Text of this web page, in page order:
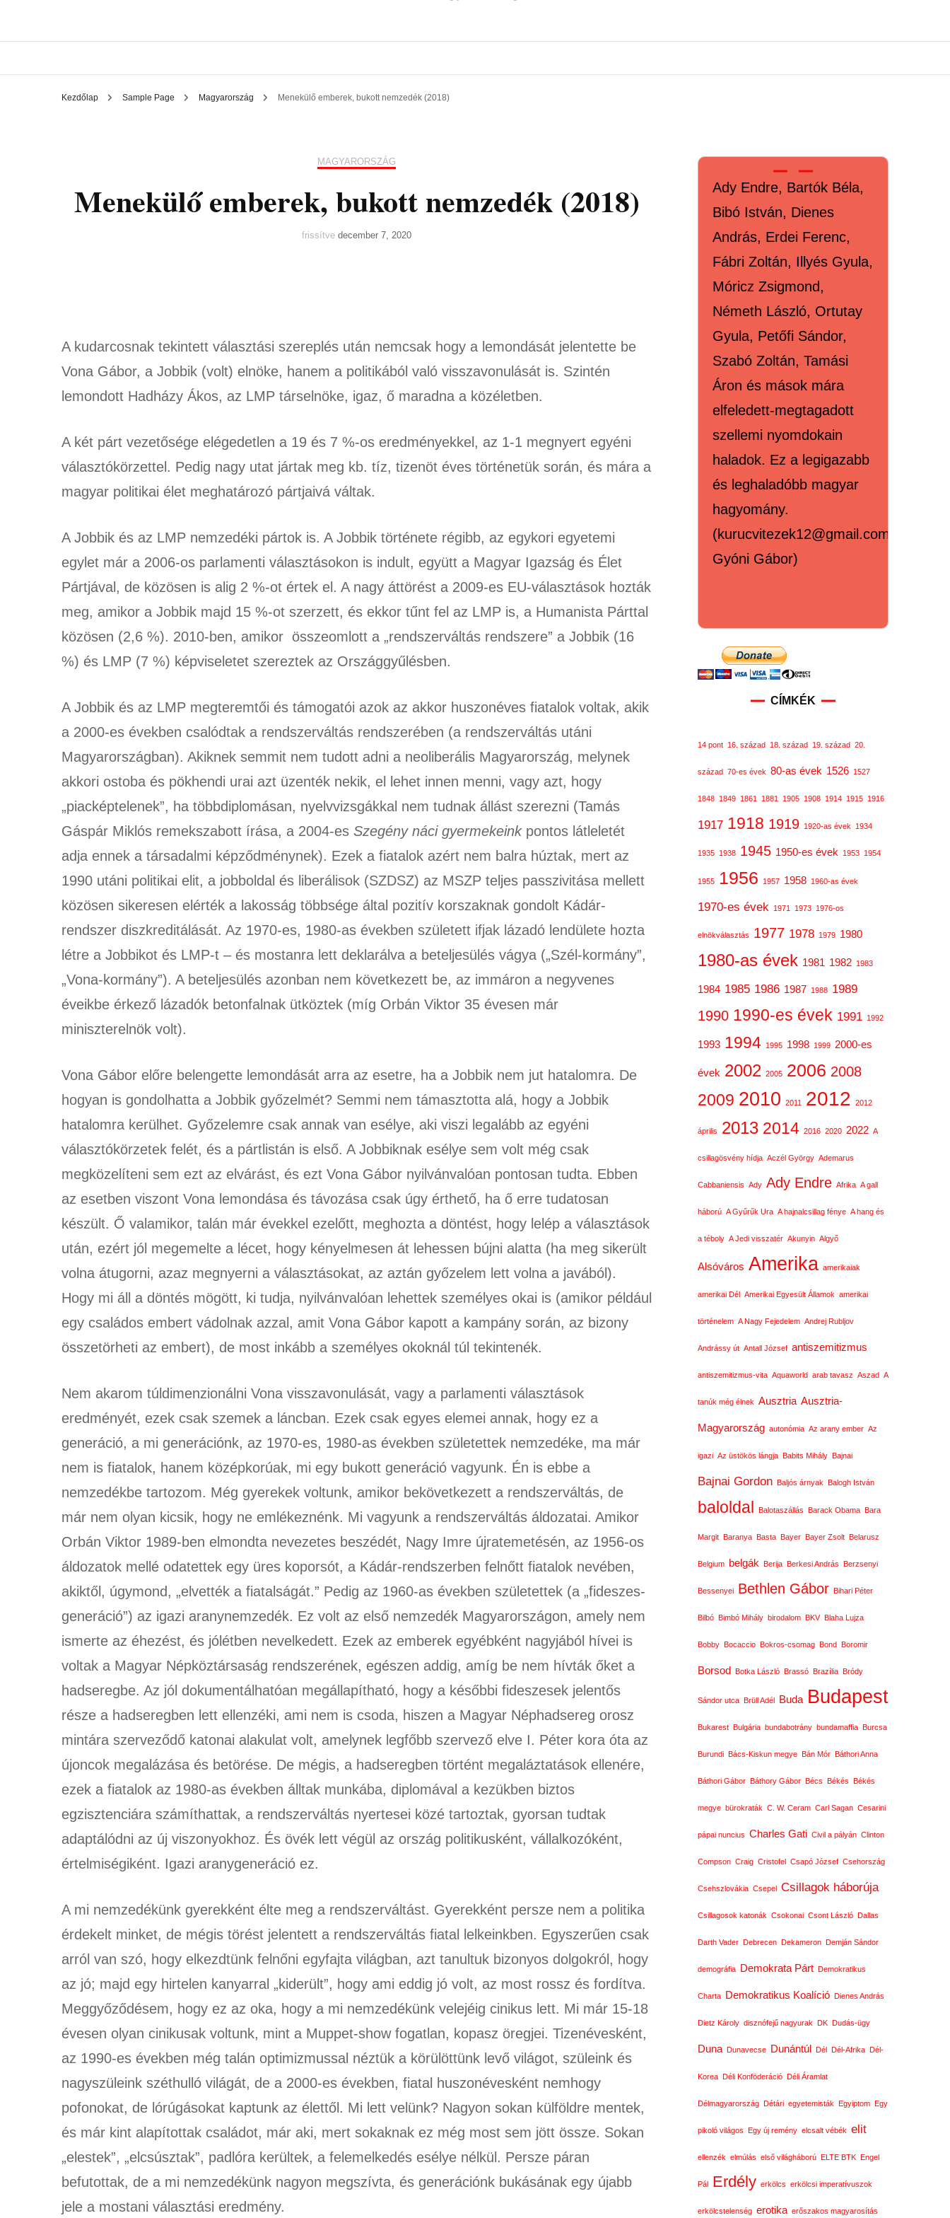
Kezdőlap Sample Page Magyarország Menekülő emberek, bukott nemzedék (2018)
MAGYARORSZÁG
Menekülő emberek, bukott nemzedék (2018)
frissítve december 7, 2020
A kudarcosnak tekintett választási szereplés után nemcsak hogy a lemondását jelentette be
Vona Gábor, a Jobbik (volt) elnöke, hanem a politikából való visszavonulását is. Szintén
lemondott Hadházy Ákos, az LMP társelnöke, igaz, ő maradna a közéletben.
A két párt vezetősége elégedetlen a 19 és 7 %-os eredményekkel, az 1-1 megnyert egyéni
választókörzettel. Pedig nagy utat jártak meg kb. tíz, tizenöt éves történetük során, és mára a
magyar politikai élet meghatározó pártjaivá váltak.
A Jobbik és az LMP nemzedéki pártok is. A Jobbik története régibb, az egykori egyetemi
egylet már a 2006-os parlamenti választásokon is indult, együtt a Magyar Igazság és Élet
Pártjával, de közösen is alig 2 %-ot értek el. A nagy áttörést a 2009-es EU-választások hozták
meg, amikor a Jobbik majd 15 %-ot szerzett, és ekkor tűnt fel az LMP is, a Humanista Párttal
közösen (2,6 %). 2010-ben, amikor összeomlott a „rendszerváltás rendszere” a Jobbik (16
%) és LMP (7 %) képviseletet szereztek az Országgyűlésben.
A Jobbik és az LMP megteremtői és támogatói azok az akkor huszonéves fiatalok voltak, akik
a 2000-es években csalódtak a rendszerváltás rendszerében (a rendszerváltás utáni
Magyarországban). Akiknek semmit nem tudott adni a neoliberális Magyarország, melynek
akkori ostoba és pökhendi urai azt üzenték nekik, el lehet innen menni, vagy azt, hogy
„piacképtelenek”, ha többdiplomásan, nyelvvizsgákkal nem tudnak állást szerezni (Tamás
Gáspár Miklós remekszabott írása, a 2004-es Szegény náci gyermekeinkpontos látleletét
adja ennek a társadalmi képződménynek). Ezek a fiatalok azért nem balra húztak, mert az
1990 utáni politikai elit, a jobboldal és liberálisok (SZDSZ) az MSZP teljes passzivitása mellett
közösen sikeresen elérték a lakosság többsége által pozitív korszaknak gondolt Kádár-
rendszer diszkreditálását. Az 1970-es, 1980-as években született ifjak lázadó lendülete hozta
létre a Jobbikot és LMP-t – és mostanra lett deklarálva a beteljesülés vágya („Szél-kormány”,
„Vona-kormány”). A beteljesülés azonban nem következett be, az immáron a negyvenes
éveikbe érkező lázadók betonfalnak ütköztek (míg Orbán Viktor 35 évesen már
miniszterelnök volt).
Vona Gábor előre belengette lemondását arra az esetre, ha a Jobbik nem jut hatalomra. De
hogyan is gondolhatta a Jobbik győzelmét? Semmi nem támasztotta alá, hogy a Jobbik
hatalomra kerülhet. Győzelemre csak annak van esélye, aki viszi legalább az egyéni
választókörzetek felét, és a pártlistán is első. A Jobbiknak esélye sem volt még csak
megközelíteni sem ezt az elvárást, és ezt Vona Gábor nyilvánvalóan pontosan tudta. Ebben
az esetben viszont Vona lemondása és távozása csak úgy érthető, ha ő erre tudatosan
készült. Ő valamikor, talán már évekkel ezelőtt, meghozta a döntést, hogy lelép a választások
után, ezért jól megemelte a lécet, hogy kényelmesen át lehessen bújni alatta (ha meg sikerült
volna átugorni, azaz megnyerni a választásokat, az aztán győzelem lett volna a javából).
Hogy mi áll a döntés mögött, ki tudja, nyilvánvalóan lehettek személyes okai is (amikor például
egy családos embert vádolnak azzal, amit Vona Gábor kapott a kampány során, az bizony
összetörheti az embert), de most inkább a személyes okoknál túl tekintenék.
Nem akarom túldimenzionálni Vona visszavonulását, vagy a parlamenti választások
eredményét, ezek csak szemek a láncban. Ezek csak egyes elemei annak, hogy ez a
generáció, a mi generációnk, az 1970-es, 1980-as években születettek nemzedéke, ma már
nem is fiatalok, hanem középkorúak, mi egy bukott generáció vagyunk. Én is ebbe a
nemzedékbe tartozom. Még gyerekek voltunk, amikor bekövetkezett a rendszerváltás, de
már nem olyan kicsik, hogy ne emlékeznénk. Mi vagyunk a rendszerváltás áldozatai. Amikor
Orbán Viktor 1989-ben elmondta nevezetes beszédét, Nagy Imre újratemetésén, az 1956-os
áldozatok mellé odatettek egy üres koporsót, a Kádár-rendszerben felnőtt fiatalok nevében,
akiktől, úgymond, „elvették a fiatalságát.” Pedig az 1960-as években születettek (a „fideszes-
generáció”) az igazi aranynemzedék. Ez volt az első nemzedék Magyarországon, amely nem
ismerte az éhezést, és jólétben nevelkedett. Ezek az emberek egyébként nagyjából hívei is
voltak a Magyar Népköztársaság rendszerének, egészen addig, amíg be nem hívták őket a
hadseregbe. Az jól dokumentálhatóan megállapítható, hogy a későbbi fideszesek jelentős
része a hadseregben lett ellenzéki, ami nem is csoda, hiszen a Magyar Néphadsereg orosz
mintára szerveződő katonai alakulat volt, amelynek legfőbb szervező elve I. Péter kora óta az
újoncok megalázása és betörése. De mégis, a hadseregben történt megaláztatások ellenére,
ezek a fiatalok az 1980-as években álltak munkába, diplomával a kezükben biztos
egzisztenciára számíthattak, a rendszerváltás nyertesei közé tartoztak, gyorsan tudtak
adaptálódni az új viszonyokhoz. És övék lett végül az ország politikusként, vállalkozóként,
értelmiségiként. Igazi aranygeneráció ez.
A mi nemzedékünk gyerekként élte meg a rendszerváltást. Gyerekként persze nem a politika
érdekelt minket, de mégis törést jelentett a rendszerváltás fiatal lelkeinkben. Egyszerűen csak
arról van szó, hogy elkezdtünk felnőni egyfajta világban, azt tanultuk bizonyos dolgokról, hogy
az jó; majd egy hirtelen kanyarral „kiderült”, hogy ami eddig jó volt, az most rossz és fordítva.
Meggyőződésem, hogy ez az oka, hogy a mi nemzedékünk velejéig cinikus lett. Mi már 15-18
évesen olyan cinikusak voltunk, mint a Muppet-show fogatlan, kopasz öregjei. Tizenévesként,
az 1990-es években még talán optimizmussal néztük a körülöttünk levő világot, szüleink és
nagyszüleink széthulló világát, de a 2000-es években, fiatal huszonévesként nemhogy
pofonokat, de lórúgásokat kaptunk az élettől. Mi lett velünk? Nagyon sokan külföldre mentek,
és már kint alapítottak családot, már aki, mert sokaknak ez még most sem jött össze. Sokan
„elestek”, „elcsúsztak”, padlóra kerültek, a felemelkedés esélye nélkül. Persze páran
befutottak, de a mi nemzedékünk nagyon megszívta, és generációnk bukásának egy újabb
jele a mostani választási eredmény.
Ady Endre, Bartók Béla,
Bibó István, Dienes
András, Erdei Ferenc,
Fábri Zoltán, Illyés Gyula,
Móricz Zsigmond,
Németh László, Ortutay
Gyula, Petőfi Sándor,
Szabó Zoltán, Tamási
Áron és mások mára
elfeledett-megtagadott
szellemi nyomdokain
haladok. Ez a legigazabb
és leghaladóbb magyar
hagyomány.
(kurucvitezek12@gmail.com,
Gyóni Gábor)
CÍMKÉK
14 pont 16. század 18. század 19. század 20.
század 70-es évek 80-as évek 1526 1527
1848 1849 1861 1881 1905 1908 1914 1915 1916
1917 1918 1919 1920-as évek 1934
1935 1938 1945 1950-es évek 1953 1954
1955 1956 1957 1958 1960-as évek
1970-es évek 1971 1973 1976-os
elnökválasztás 1977 1978 1979 1980
1980-as évek 1981 1982 1983
1984 1985 1986 1987 1988 1989
1990 1990-es évek 1991 1992
1993 1994 1995 1998 1999 2000-es
évek 2002 2005 2006 2008
2009 2010 2011 2012 2012
április 2013 2014 2016 2020 2022 A
csillagösvény hídja Aczél György Ademarus
Cabbaniensis Ady Ady Endre Afrika A gall
háború A Gyűrűk Ura A hajnalcsillag fénye A hang és
a téboly A Jedi visszatér Akunyin Algyő
Alsóváros Amerika amerikaiak
amerikai Dél Amerikai Egyesült Államok amerikai
történelem A Nagy Fejedelem Andrej Rubljov
Andrássy út Antall József antiszemitizmus
antiszemitizmus-vita Aquaworld arab tavasz Aszad A
tanúk még élnek Ausztria Ausztria-
Magyarország autonómia Az arany ember Az
igazi Az üstökös lángja Babits Mihály Bajnai
Bajnai Gordon Baljós árnyak Balogh István
baloldal Balotaszállás Barack Obama Bara
Margit Baranya Basta Bayer Bayer Zsolt Belarusz
Belgium belgák Berija Berkesi András Berzsenyi
Bessenyei Bethlen Gábor Bihari Péter
Bilbó Bimbó Mihály birodalom BKV Blaha Lujza
Bobby Bocaccio Bokros-csomag Bond Boromir
Borsod Botka László Brassó Brazília Bródy
Sándor utca Brüll Adél Buda Budapest
Bukarest Bulgária bundabotrány bundamaffia Burcsa
Burundi Bács-Kiskun megye Bán Mór Báthori Anna
Báthori Gábor Báthory Gábor Bécs Békés Békés
megye bürokraták C. W. Ceram Carl Sagan Cesarini
pápai nuncius Charles Gati Civil a pályán Clinton
Compson Craig Cristofel Csapó József Csehország
Csehszlovákia Csepel Csillagok háborúja
Csillagosok katonák Csokonai Csont László Dallas
Darth Vader Debrecen Dekameron Demján Sándor
demográfia Demokrata Párt Demokratikus
Charta Demokratikus Koalíció Dienes András
Dietz Károly disznófejű nagyurak DK Dudás-ügy
Duna Dunavecse Dunántúl Dél Dél-Afrika Dél-
Korea Déli Konföderáció Déli Áramlat
Délmagyarország Détári egyetemisták Egyiptom Egy
pikoló világos Egy új remény elcsalt vébék elit
ellenzék elmúlás első világháború ELTE BTK Engel
Pál Erdély erkölcs erkölcsi imperatívuszok
erkölcstelenség erotika erőszakos magyarosítás